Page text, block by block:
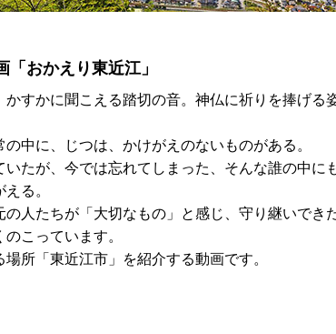
「おかえり東近江」
かすかに聞こえる踏切の音。神仏に祈りを捧げる
中に、じつは、かけがえのないものがある。
いたが、今では忘れてしまった、そんな誰の中に
る。
の人たちが「大切なもの」と感じ、守り継いでき
こっています。
所「東近江市」を紹介する動画です。